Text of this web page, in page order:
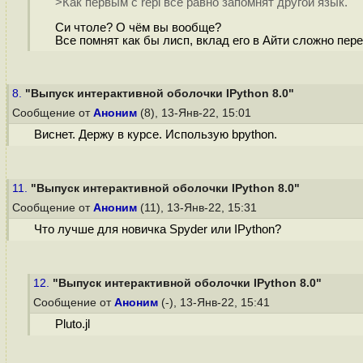
Си чтоле? О чём вы вообще?
Все помнят как бы лисп, вклад его в Айти сложно
8. "Выпуск интерактивной оболочки IPython 8.0"
Сообщение от Аноним (8), 13-Янв-22, 15:01
Виснет. Держу в курсе. Использую bpython.
11. "Выпуск интерактивной оболочки IPython 8.0"
Сообщение от Аноним (11), 13-Янв-22, 15:31
Что лучше для новичка Spyder или IPython?
12. "Выпуск интерактивной оболочки IPython 8.0"
Сообщение от Аноним (-), 13-Янв-22, 15:41
Pluto.jl